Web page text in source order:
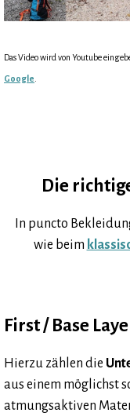
Das Video wird von Youtube
Google
Die
In puncto
wie beim
First / Base
Hierzu zählen die
aus einem möglichst
atmungsaktiven